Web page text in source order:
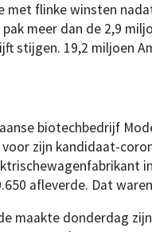
flinke winsten
meer dan de 2,9
stijgen. 19,2 miljoen
biotechbedrijf
voor zijn kandidaat-
afleverde. Dat
maakte donderdag